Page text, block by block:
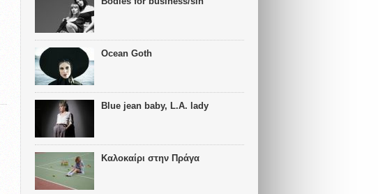
Ocean Goth
Blue jean baby, L.A. lady
Καλοκαίρι στην Πράγα